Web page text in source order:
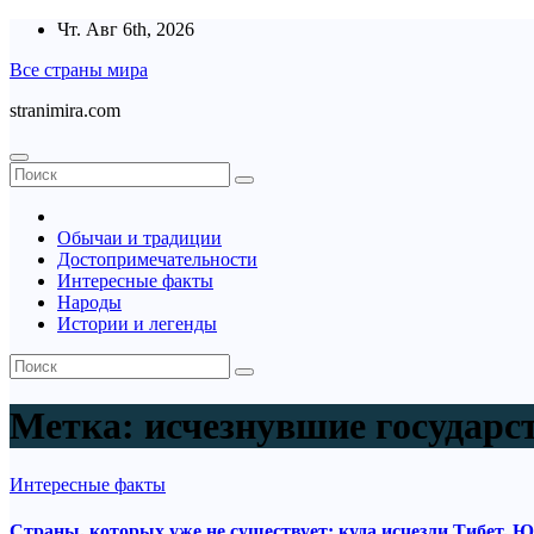
Перейти
содержимому
Чт. Авг 6th, 2026
Все страны мира
stranimira.com
Обычаи и традиции
Достопримечательности
Интересные факты
Народы
Истории и легенды
Метка: исчезнувшие
Интересные факты